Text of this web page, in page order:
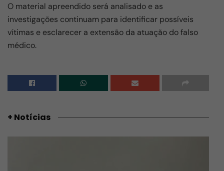
O material apreendido será analisado e as
investigações continuam para identificar possíveis
vítimas e esclarecer a extensão da atuação do falso
médico.
+ Notícias